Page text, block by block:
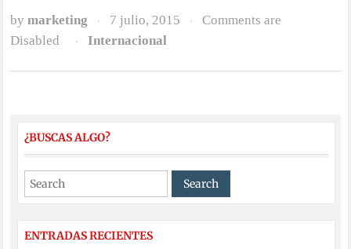
bymarketing · 7 julio, 2015 ·
Comments are
Disabled
· Internacional
¿BUSCAS ALGO?
ENTRADAS RECIENTES